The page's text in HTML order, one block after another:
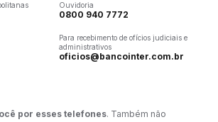
Ouvidoria
0800 940 7772
Para recebimento de ofícios judiciais e
administrativos
oficios@bancointer.com.br
por esses telefones. Também não